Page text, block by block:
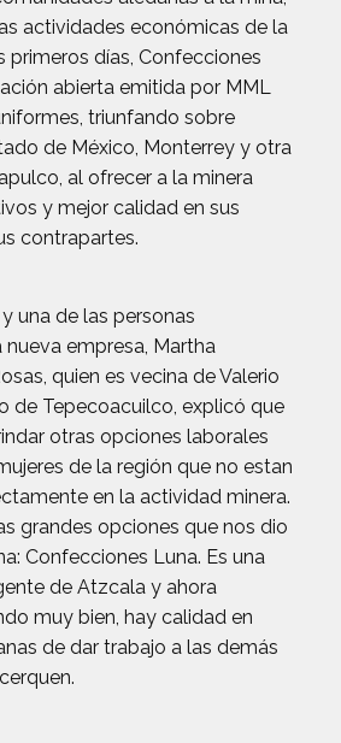
actividades económicas de la
primeros días, Confecciones
abierta emitida por MML
triunfando sobre
de México, Monterrey y otra
al ofrecer a la minera
y mejor calidad en sus
contrapartes.
una de las personas
empresa, Martha
quien es vecina de Valerio
de Tepecoacuilco, explicó que
otras opciones laborales
de la región que no estan
en la actividad minera.
grandes opciones que nos dio
Confecciones Luna. Es una
de Atzcala y ahora
muy bien, hay calidad en
de dar trabajo a las demás